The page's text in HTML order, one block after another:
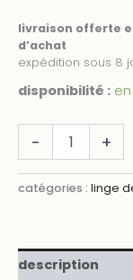
livraison offerte
d’achat
expédition sous 8
disponibilité :
-
quantité
carreau
+
catégories : linge
description